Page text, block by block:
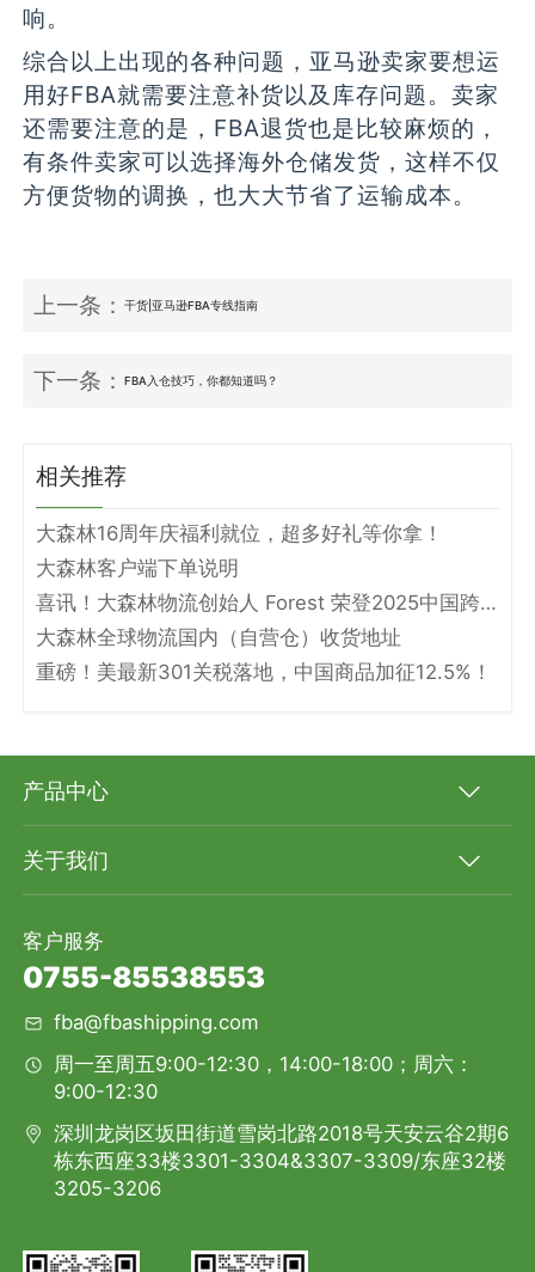
响。
综合以上出现的各种问题，亚马逊卖家要想运
用好FBA就需要注意补货以及库存问题。卖家
还需要注意的是，FBA退货也是比较麻烦的，
有条件卖家可以选择海外仓储发货，这样不仅
方便货物的调换，也大大节省了运输成本。
上一条：干货|亚马逊FBA专线指南
下一条：FBA入仓技巧，你都知道吗？
相关推荐
大森林16周年庆福利就位，超多好礼等你拿！
大森林客户端下单说明
喜讯！大森林物流创始人 Forest 荣登2025中国跨境电商物流名人堂！
大森林全球物流国内（自营仓）收货地址
重磅！美最新301关税落地，中国商品加征12.5%！
产品中心
关于我们
客户服务
0755-85538553
fba@fbashipping.com
周一至周五9:00-12:30，14:00-18:00；周六：
9:00-12:30
深圳龙岗区坂田街道雪岗北路2018号天安云谷2期6
栋东西座33楼3301-3304&3307-3309/东座32楼
3205-3206